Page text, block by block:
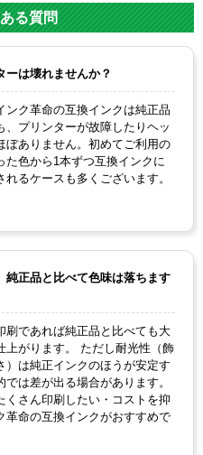
る質問
ーは壊れませんか？
ンク革命の互換インクは純正品
、プリンターが故障したりヘッ
ぼありません。初めてご利用の
た色から1本ずつ互換インクに
るケースも多くございます。
純正品と比べて色味は落ちます
刷であれば純正品と比べても大
上がります。 ただし耐光性（飾
）は純正インクのほうが安定す
は差が出る場合があります。
くさん印刷したい・コストを抑
革命の互換インクがおすすめで